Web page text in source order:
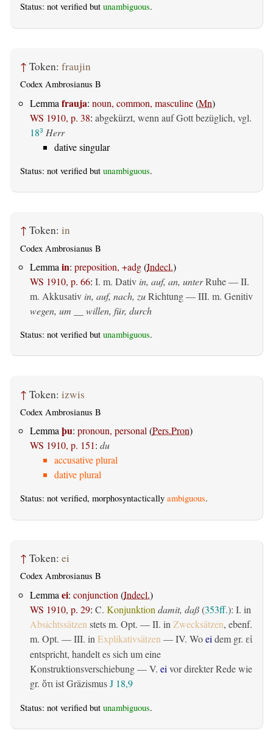
Status: not verified but unambiguous.
↑ Token: fraujin
Codex Ambrosianus B
Lemma frauja: noun, common, masculine(Mn)
WS 1910, p. 38: abgekürzt, wenn auf Gott bezüglich, vgl.
183 Herr
dative singular
Status: not verified but unambiguous.
↑ Token: in
Codex Ambrosianus B
Lemma in: preposition, +adg(Indecl.)
WS 1910, p. 66: I. m. Dativ in, auf, an, unterRuhe — II.
m. Akkusativ in, auf, nach, zuRichtung — III. m. Genitiv
wegen, um __ willen, für, durch
Status: not verified but unambiguous.
↑ Token: izwis
Codex Ambrosianus B
Lemmaþu: pronoun, personal(Pers.Pron)
WS 1910, p. 151: du
accusative plural
dative plural
Status: not verified, morphosyntactically ambiguous.
↑ Token: ei
Codex Ambrosianus B
Lemma ei: conjunction (Indecl.)
WS 1910, p. 29: C. Konjunktion damit, daß(353ff.): I. in
Absichtssätzen stets m. Opt. — II. in Zwecksätzen, ebenf.
m. Opt. — III. in Explikativsätzen — IV. Woei dem gr. εἰ
entspricht, handelt es sich um eine
Konstruktionsverschiebung — V. ei vor direkter Rede wie
gr. ὅτι ist GräzismusJ 18,9
Status: not verified but unambiguous.